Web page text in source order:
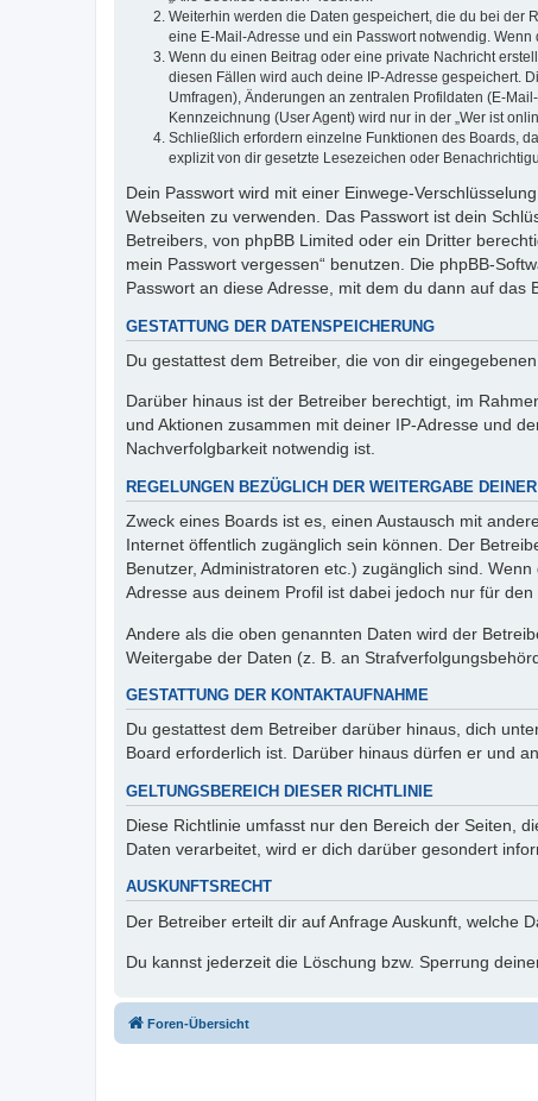
Weiterhin werden die Daten gespeichert, die du bei der
eine E-Mail-Adresse und ein Passwort notwendig.
Wenn du einen Beitrag oder eine private Nachricht
diesen Fällen wird auch deine IP-Adresse gespeichert.
Umfragen), Änderungen an zentralen Profildaten (E-
Kennzeichnung (User Agent) wird nur in der „Wer ist
Schließlich erfordern einzelne Funktionen des Boards,
explizit von dir gesetzte Lesezeichen oder
Dein Passwort wird mit einer Einwege-
Webseiten zu verwenden. Das Passwort ist dein
Betreibers, von phpBB Limited oder ein Dritter
mein Passwort vergessen“ benutzen. Die phpBB-
Passwort an diese Adresse, mit dem du dann auf das
GESTATTUNG DER DATENSPEICHERUNG
Du gestattest dem Betreiber, die von dir
Darüber hinaus ist der Betreiber berechtigt, im
und Aktionen zusammen mit deiner IP-Adresse und
Nachverfolgbarkeit notwendig ist.
REGELUNGEN BEZÜGLICH DER WEITERGABE DEINER
Zweck eines Boards ist es, einen Austausch mit
Internet öffentlich zugänglich sein können. Der
Benutzer, Administratoren etc.) zugänglich sind.
Adresse aus deinem Profil ist dabei jedoch nur für
Andere als die oben genannten Daten wird der
Weitergabe der Daten (z. B. an
GESTATTUNG DER KONTAKTAUFNAHME
Du gestattest dem Betreiber darüber hinaus, dich
Board erforderlich ist. Darüber hinaus dürfen er und
GELTUNGSBEREICH DIESER RICHTLINIE
Diese Richtlinie umfasst nur den Bereich der Seiten,
Daten verarbeitet, wird er dich darüber gesondert
AUSKUNFTSRECHT
Der Betreiber erteilt dir auf Anfrage Auskunft, welche
Du kannst jederzeit die Löschung bzw. Sperrung
Foren-Übersicht